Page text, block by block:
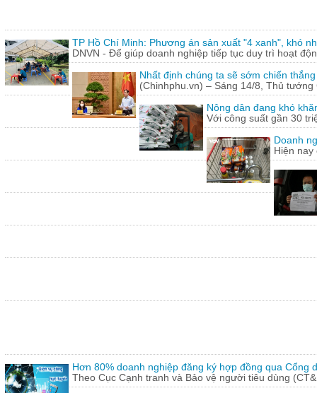
TP Hồ Chí Minh: Phương án sản xuất "4 xanh", khó
DNVN - Để giúp doanh nghiệp tiếp tục duy trì hoạt
Nhất định chúng ta sẽ sớm chiến
(Chinhphu.vn) – Sáng 14/8, Thủ
Nông dân đang khó
Với công suất gần 30
Doanh
Hiện
Hơn 80% doanh nghiệp đăng ký hợp đồng qua Cổng
Theo Cục Cạnh tranh và Bảo vệ người tiêu dùng